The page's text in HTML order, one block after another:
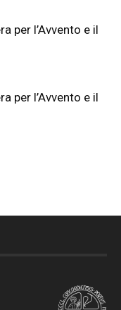
per l’Avvento e il
per l’Avvento e il